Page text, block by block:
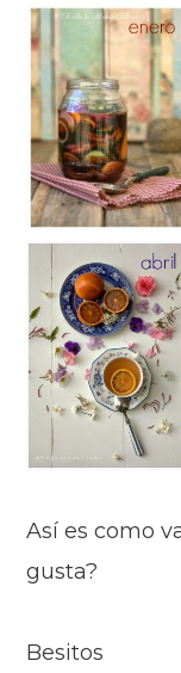
Así es como
gusta?
Besitos